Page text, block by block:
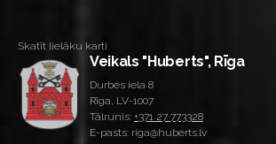
Skatīt lielāku karti
Veikals "Huberts", Rīga
Durbes iela 8
Rīga, LV-1007
Tālrunis: +371 27 773328
E-pasts: riga@huberts.lv